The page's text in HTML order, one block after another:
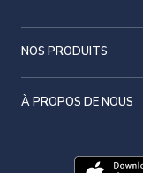
NOS PRODUITS
À PROPOS DE NOUS